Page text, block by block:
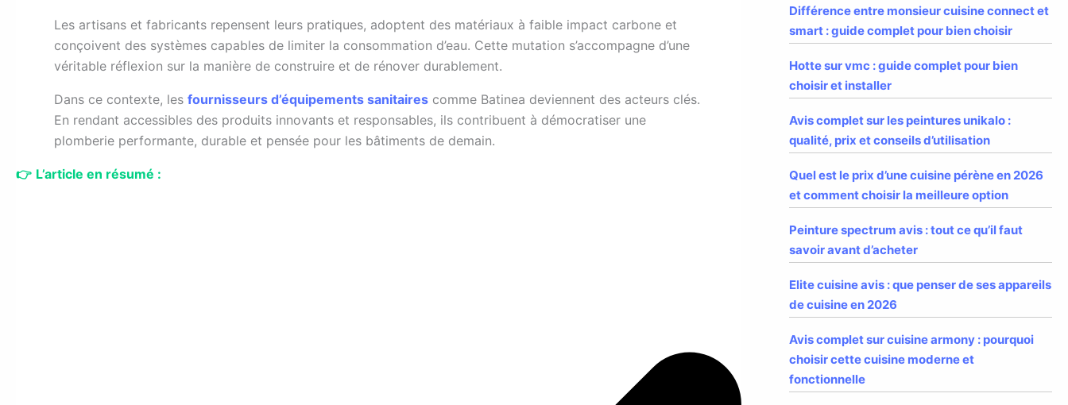
Les artisans et fabricants repensent leurs pratiques, adoptent des matériaux à faible impact carbone et
conçoivent des systèmes capables de limiter la consommation d’eau. Cette mutation s’accompagne d’une
véritable réflexion sur la manière de construire et de rénover durablement.
Dans ce contexte, les fournisseurs d’équipements sanitaires comme Batinea deviennent des acteurs clés.
En rendant accessibles des produits innovants et responsables, ils contribuent à démocratiser une
plomberie performante, durable et pensée pour les bâtiments de demain.
👉 L’article en résumé :
Différence entre monsieur cuisine connect et
smart : guide complet pour bien choisir
Hotte sur vmc : guide complet pour bien
choisir et installer
Avis complet sur les peintures unikalo :
qualité, prix et conseils d’utilisation
Quel est le prix d’une cuisine pérène en 2026
et comment choisir la meilleure option
Peinture spectrum avis : tout ce qu’il faut
savoir avant d’acheter
Elite cuisine avis : que penser de ses appareils
de cuisine en 2026
Avis complet sur cuisine armony : pourquoi
choisir cette cuisine moderne et
fonctionnelle